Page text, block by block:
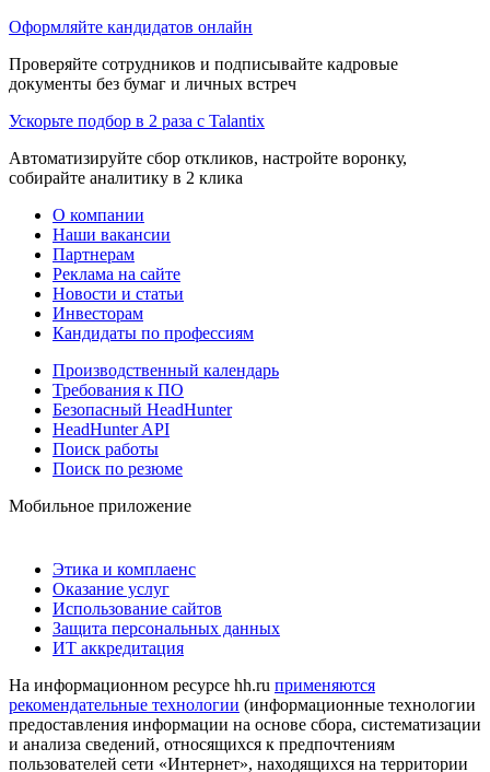
Оформляйте кандидатов онлайн
Проверяйте сотрудников и подписывайте кадровые
документы без бумаг и личных встреч
Ускорьте подбор в 2 раза с Talantix
Автоматизируйте сбор откликов, настройте воронку,
собирайте аналитику в 2 клика
О компании
Наши вакансии
Партнерам
Реклама на сайте
Новости и статьи
Инвесторам
Кандидаты по профессиям
Производственный календарь
Требования к ПО
Безопасный HeadHunter
HeadHunter API
Поиск работы
Поиск по резюме
Мобильное приложение
Этика и комплаенс
Оказание услуг
Использование сайтов
Защита персональных данных
ИТ аккредитация
На информационном ресурсе hh.ru применяются
рекомендательные технологии (информационные технологии
предоставления информации на основе сбора, систематизации
и анализа сведений, относящихся к предпочтениям
пользователей сети «Интернет», находящихся на территории